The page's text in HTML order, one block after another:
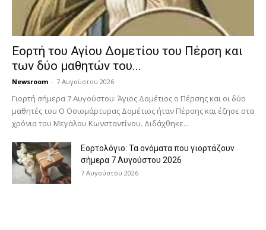
Εορτή του Αγίου Δομετίου του Πέρση και
των δύο μαθητών του...
Newsroom - 7 Αυγούστου 2026
Γιορτή σήμερα 7 Αυγούστου: Άγιος Δομέτιος ο Πέρσης και οι δύο
μαθητές του Ο Oσιομάρτυρας Δομέτιος ήταν Πέρσης και έζησε στα
χρόνια του Μεγάλου Κωνσταντίνου. Διδάχθηκε...
Εορτολόγιο: Τα ονόματα που γιορτάζουν
σήμερα 7 Αυγούστου 2026
7 Αυγούστου 2026